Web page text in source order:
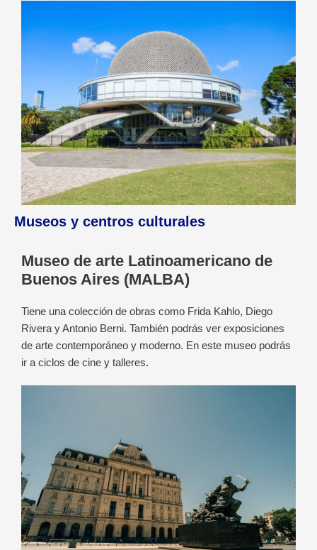
Museos y centros culturales
Museo de arte Latinoamericano de
Buenos Aires (MALBA)
Tiene una colección de obras como Frida Kahlo, Diego
Rivera y Antonio Berni. También podrás ver exposiciones
de arte contemporáneo y moderno. En este museo podrás
ir a ciclos de cine y talleres.